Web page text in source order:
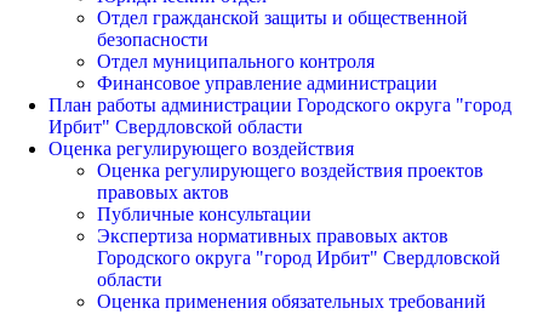
Отдел гражданской защиты и общественной
безопасности
Отдел муниципального контроля
Финансовое управление администрации
План работы администрации Городского округа "город
Ирбит" Свердловской области
Оценка регулирующего воздействия
Оценка регулирующего воздействия проектов
правовых актов
Публичные консультации
Экспертиза нормативных правовых актов
Городского округа "город Ирбит" Свердловской
области
Оценка применения обязательных требований